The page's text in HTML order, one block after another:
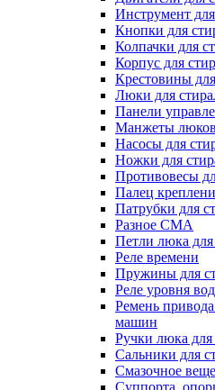
Инструмент
Кнопки для
Колпачки для
Корпус для
Крестовины
Люки для
Панели
Манжеты
Насосы для
Ножки для
Противовесы
Палец
Патрубки для
Разное СМА
Петли люка
Реле времени
Пружины для
Реле уровня
Ремень
машин
Ручки люка
Сальники для
Смазочное
Суппорта,